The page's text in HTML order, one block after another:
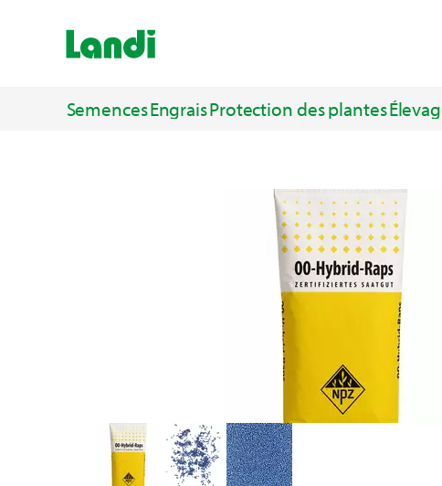
SemencesEngraisProtection des plantes